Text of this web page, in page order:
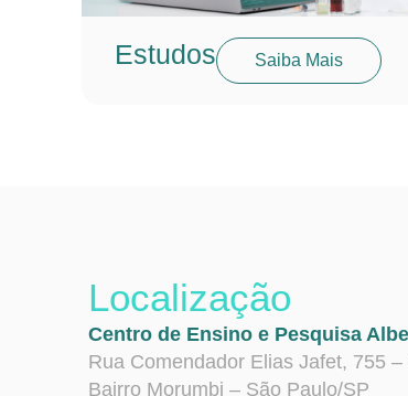
Estudos Saiba Mais
Localização
Centro de Ensino e Pesquisa
Rua Comendador Elias Jafet, 755 –
Bairro Morumbi – São Paulo/SP